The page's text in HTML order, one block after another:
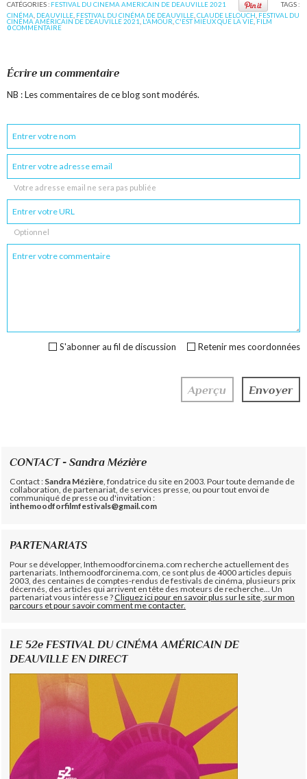
CATÉGORIES : FESTIVAL DU CINEMA AMERICAIN DE DEAUVILLE 2021
TAGS :
CINÉMA DEAUVILLE FESTIVAL DU CINÉMA DE DEAUVILLE ,CLAUDE LELOUCH FESTIVAL DU
CINÉMA AMÉRICAIN DE DEAUVILLE 2021 L'AMOUR ,C'EST MIEUX QUE LA VIE FILM
0COMMENTAIRE
Écrire un commentaire
NB : Les commentaires de ce blog sont modérés.
Votre adresse email ne sera pas publiée
Optionnel
Retenir mes coordonnées
S'abonner au fil de discussion
CONTACT - Sandra Mézière
Contact : Sandra Mézière , fondatrice du site en 2003. Pour toute demande de
collaboration, de partenariat, de services presse, ou pour tout envoi de
communiqué de presse ou d'invitation :
inthemoodforfilmfestivals@gmail.com
PARTENARIATS
Pour se développer, Inthemoodforcinema.com recherche actuellement des
partenariats. Inthemoodforcinema.com, ce sont plus de 4000 articles depuis
2003, des centaines de comptes-rendus de festivals de cinéma, plusieurs prix
décernés, des articles qui arrivent en tête des moteurs de recherche... Un
partenariat vous intéresse ?Cliquez ici pour en savoir plus sur le site, sur mon
parcours et pour savoir comment me contacter.
LE 52e FESTIVAL DU CINÉMA AMÉRICAIN DE
DEAUVILLE EN DIRECT